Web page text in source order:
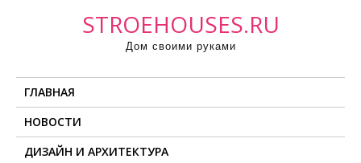
STROEHOUSES.RU
Дом своими руками
ГЛАВНАЯ
НОВОСТИ
ДИЗАЙН И АРХИТЕКТУРА